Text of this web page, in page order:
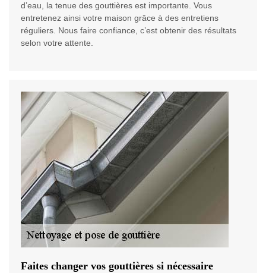
d’eau, la tenue des gouttières est importante. Vous
entretenez ainsi votre maison grâce à des entretiens
réguliers. Nous faire confiance, c’est obtenir des résultats
selon votre attente.
Faites changer vos gouttières si nécessaire